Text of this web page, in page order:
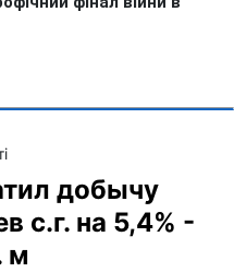
добычу
с.г. на 5,4% -
м